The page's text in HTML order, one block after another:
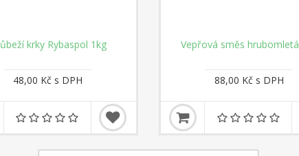
krky Rybaspol 1kg
48,00 Kč s DPH
Vepřová směs
88,00 Kč s DPH